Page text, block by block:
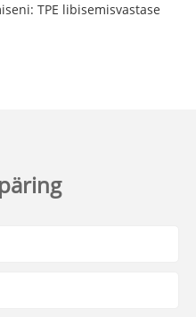
TPE libisemisvastase